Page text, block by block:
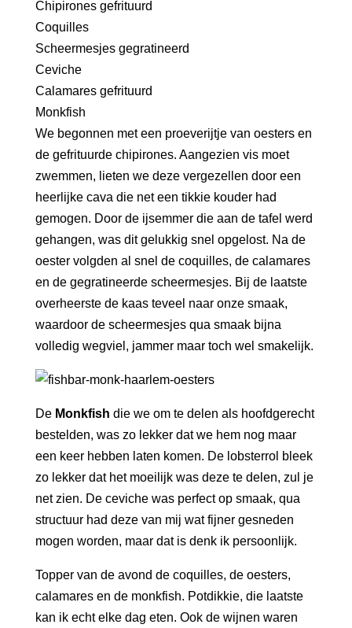
Chipirones gefrituurd
Coquilles
Scheermesjes gegratineerd
Ceviche
Calamares gefrituurd
Monkfish
We begonnen met een proeverijtje van oesters en
de gefrituurde chipirones. Aangezien vis moet
zwemmen, lieten we deze vergezellen door een
heerlijke cava die net een tikkie kouder had
gemogen. Door de ijsemmer die aan de tafel werd
gehangen, was dit gelukkig snel opgelost. Na de
oester volgden al snel de coquilles, de calamares
en de gegratineerde scheermesjes. Bij de laatste
overheerste de kaas teveel naar onze smaak,
waardoor de scheermesjes qua smaak bijna
volledig wegviel, jammer maar toch wel smakelijk.
De Monkfish die we om te delen als hoofdgerecht
bestelden, was zo lekker dat we hem nog maar
een keer hebben laten komen. De lobsterrol bleek
zo lekker dat het moeilijk was deze te delen, zul je
net zien. De ceviche was perfect op smaak, qua
structuur had deze van mij wat fijner gesneden
mogen worden, maar dat is denk ik persoonlijk.
Topper van de avond de coquilles, de oesters,
calamares en de monkfish. Potdikkie, die laatste
kan ik echt elke dag eten. Ook de wijnen waren